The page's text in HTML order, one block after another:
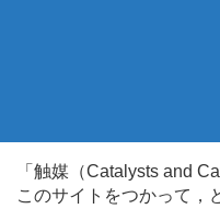
「触媒（Catalysts and
このサイトをつかって，